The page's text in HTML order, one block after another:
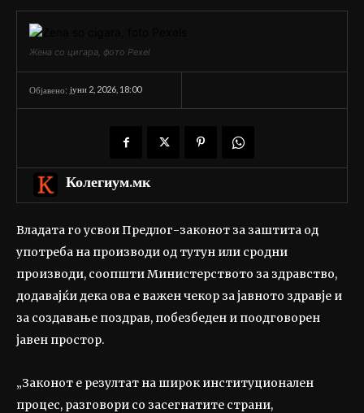
Жена со цигара, фото Pexel
Објавено: јуни 2, 2026, 18:00
Колегиум.мк
Владата го усвои Предлог-законот за заштита од
употреба на производи од тутун или сродни
производи, соопшти Министерството за здравство,
додавајќи дека ова е важен чекор за јавното здравје и
за создавање поздрав, побезбеден и поодговорен
јавен простор.
„Законот е резултат на широк институционален
процес, разговори со засегнатите страни,